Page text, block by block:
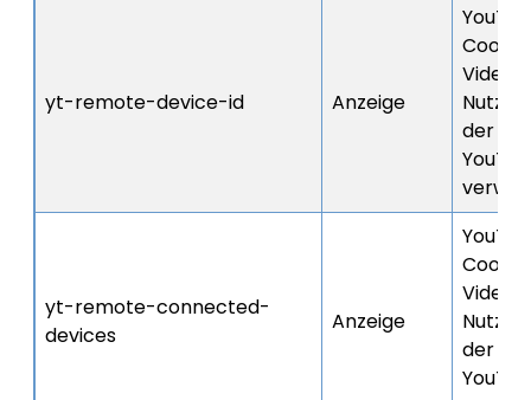
yt-remote-device-id Anzeige
der
yt-remote-connected-
devices
Anzeige
der